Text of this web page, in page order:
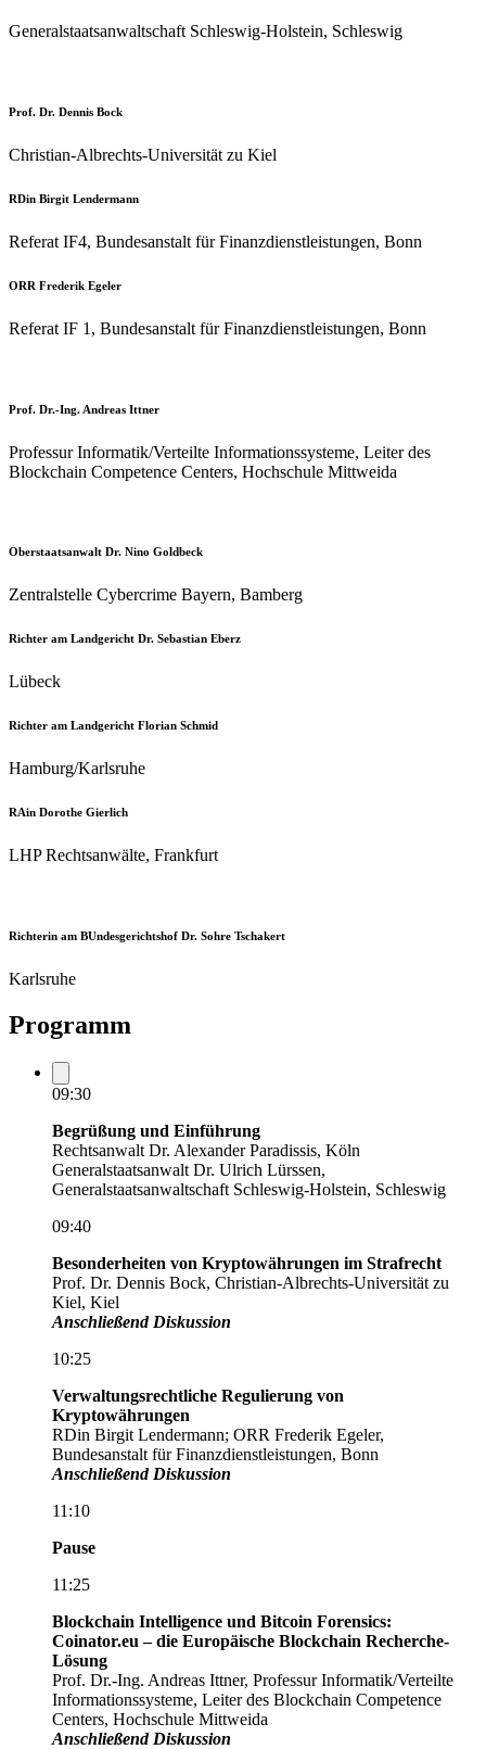
Generalstaatsanwaltschaft Schleswig-Holstein, Schleswig
Prof. Dr. Dennis Bock
Christian-Albrechts-Universität zu Kiel
RDin Birgit Lendermann
Referat IF4, Bundesanstalt für Finanzdienstleistungen, Bonn
ORR Frederik Egeler
Referat IF 1, Bundesanstalt für Finanzdienstleistungen, Bonn
Prof. Dr.-Ing. Andreas Ittner
Professur Informatik/Verteilte Informationssysteme, Leiter des
Blockchain Competence Centers, Hochschule Mittweida
Oberstaatsanwalt Dr. Nino Goldbeck
Zentralstelle Cybercrime Bayern, Bamberg
Richter am Landgericht Dr. Sebastian Eberz
Lübeck
Richter am Landgericht Florian Schmid
Hamburg/Karlsruhe
RAin Dorothe Gierlich
LHP Rechtsanwälte, Frankfurt
Richterin am BUndesgerichtshof Dr. Sohre Tschakert
Karlsruhe
Programm
09:30
Begrüßung und Einführung
Rechtsanwalt Dr. Alexander Paradissis, Köln
Generalstaatsanwalt Dr. Ulrich Lürssen,
Generalstaatsanwaltschaft Schleswig-Holstein, Schleswig
09:40
Besonderheiten von Kryptowährungen im Strafrecht
Prof. Dr. Dennis Bock, Christian-Albrechts-Universität zu
Kiel, Kiel
Anschließend Diskussion
10:25
Verwaltungsrechtliche Regulierung von
Kryptowährungen
RDin Birgit Lendermann; ORR Frederik Egeler,
Bundesanstalt für Finanzdienstleistungen, Bonn
Anschließend Diskussion
11:10
Pause
11:25
Blockchain Intelligence und Bitcoin Forensics:
Coinator.eu – die Europäische Blockchain Recherche-
Lösung
Prof. Dr.-Ing. Andreas Ittner, Professur Informatik/Verteilte
Informationssysteme, Leiter des Blockchain Competence
Centers, Hochschule Mittweida
Anschließend Diskussion